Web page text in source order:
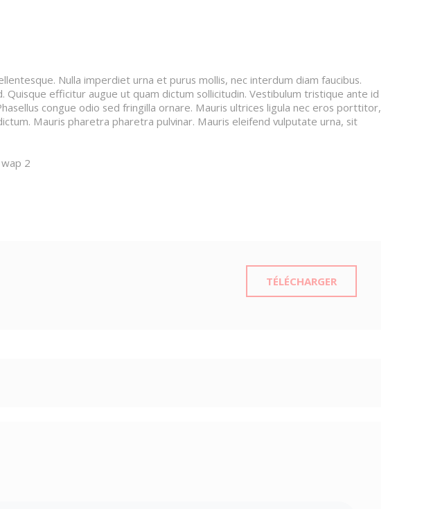
Nulla imperdiet urna et purus mollis, nec interdum diam faucibus.
Quisque efficitur augue ut quam dictum sollicitudin. Vestibulum tristique ante id
congue odio sed fringilla ornare. Mauris ultrices ligula nec eros porttitor,
Mauris pharetra pharetra pulvinar. Mauris eleifend vulputate urna, sit
2
TÉLÉCHARGER